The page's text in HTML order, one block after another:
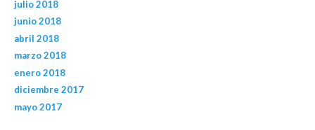
julio 2018
junio 2018
abril 2018
marzo 2018
enero 2018
diciembre 2017
mayo 2017